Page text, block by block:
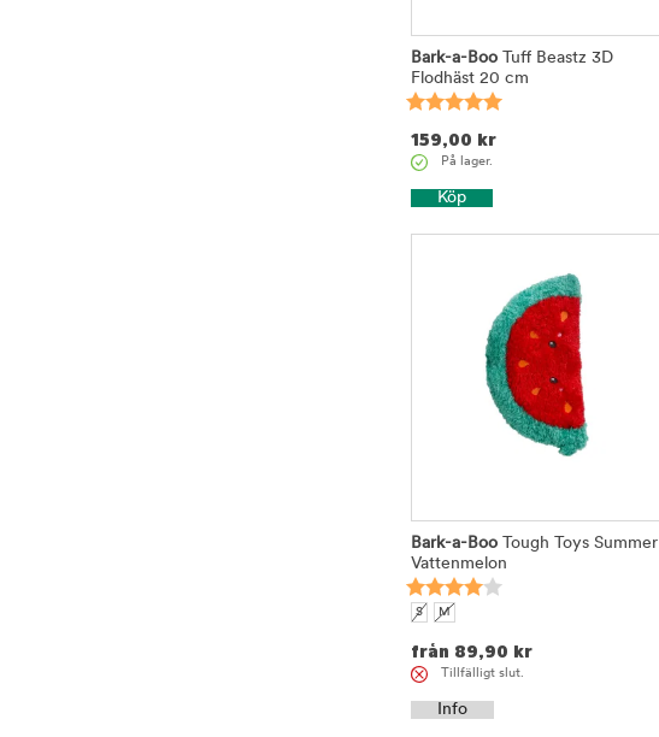
Bark-a-Boo Tuff Beastz 3D
Flodhäst 20 cm
159,00 kr
På lager.
Köp
Bark-a-Boo Tough Toys Summer
Vattenmelon
S M
från 89,90 kr
Tillfälligt slut.
Info